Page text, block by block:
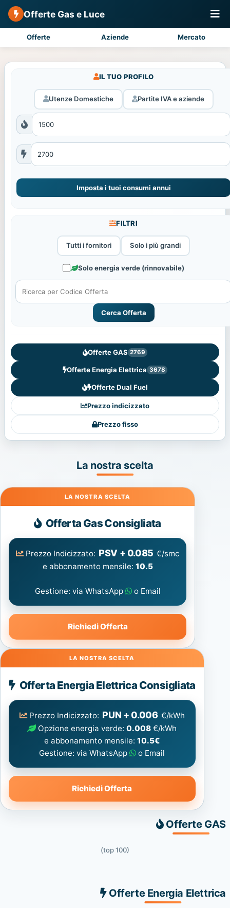
Offerte Gas e Luce
Offerte Aziende Mercato
IL TUO PROFILO
Utenze Domestiche Partite IVA e aziende
Imposta i tuoi consumi annui
FILTRI
Tutti i fornitori Solo i più grandi
Solo energia verde (rinnovabile)
Cerca Offerta
Offerte GAS 2769
Offerte Energia Elettrica 3678
Offerte Dual Fuel
Prezzo indicizzato
Prezzo fisso
La nostra scelta
Gas
Offerta Gas Consigliata
Prezzo Indicizzato: PSV + 0.085 €/smc
e abbonamento mensile: 10.5
Gestione: via WhatsApp o Email
Richiedi Offerta
Energia
Elettrica
consigliata
Offerta Energia Elettrica Consigliata
Prezzo Indicizzato: PUN + 0.006 €/kWh
Opzione energia verde:0.008 €/kWh
e abbonamento mensile: 10.5€
Gestione: via WhatsApp
o Email
Richiedi Offerta
Offerte GAS
(top 100)
Offerte Energia Elettrica